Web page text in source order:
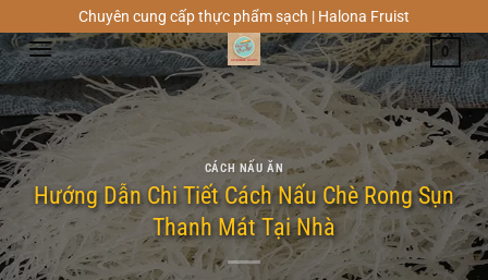
đến
nội
dung
Chuyên cung cấp thực phẩm sạch | Halona Fruist
0
CÁCH NẤU ĂN
Hướng Dẫn Chi Tiết Cách Nấu Chè Rong Sụn
Thanh Mát Tại Nhà